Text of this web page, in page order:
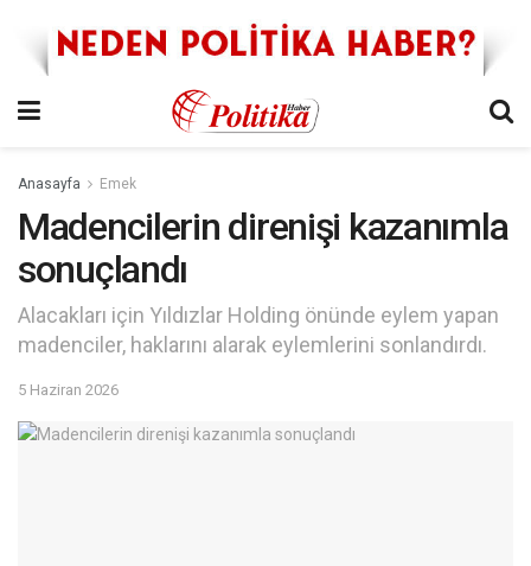
Anasayfa Emek
Madencilerin direnişi kazanımla
sonuçlandı
Alacakları için Yıldızlar Holding önünde eylem yapan
madenciler, haklarını alarak eylemlerini sonlandırdı.
5 Haziran 2026